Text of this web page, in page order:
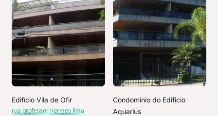
Edifício Vila de Ofir
rua professor hermes lima
Condominio do Edificio
Aquarius